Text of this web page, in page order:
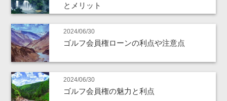
とメリット
2024/06/30
ゴルフ会員権ローンの利点や注意点
2024/06/30
ゴルフ会員権の魅力と利点